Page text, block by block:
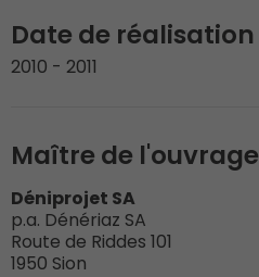
Date de réalisation
2010 - 2011
Maître de l'ouvrage
Déniprojet SA
p.a. Dénériaz SA
Route de Riddes 101
1950 Sion